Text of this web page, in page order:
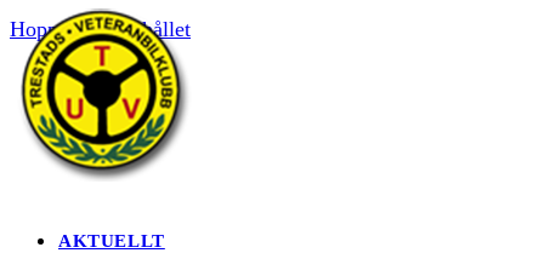
Hoppa till innehållet
HEM
AKTUELLT